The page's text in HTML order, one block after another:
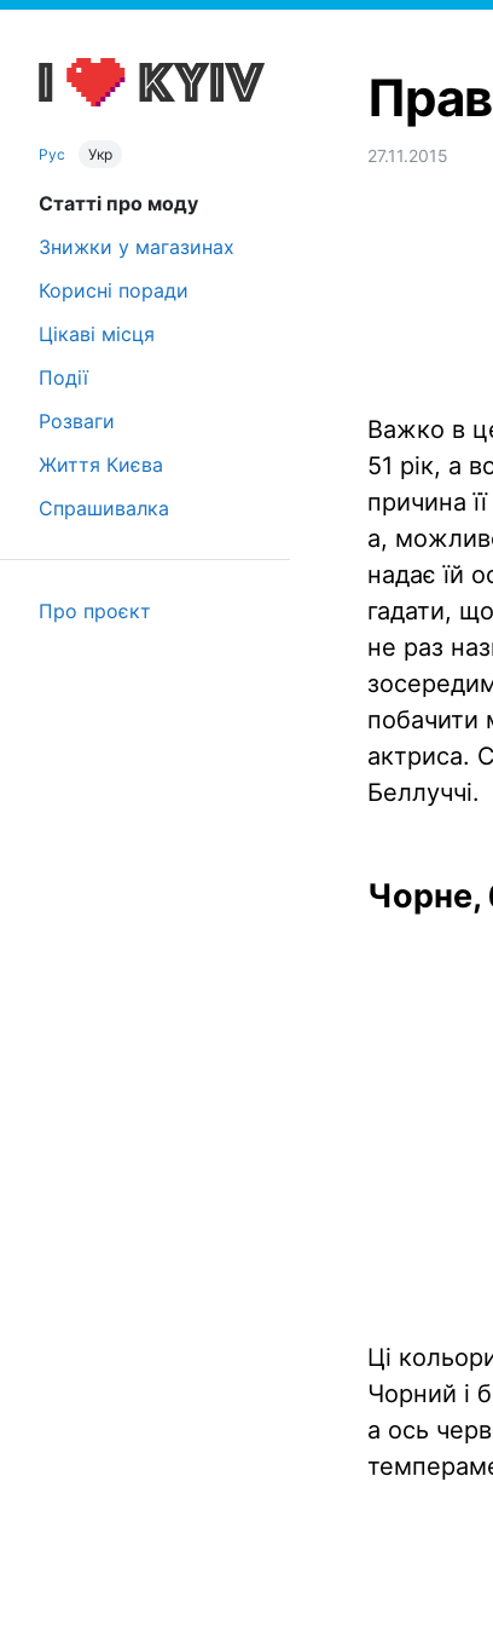
Рус Укр
Статті про моду
Знижки у магазинах
Корисні поради
Цікаві місця
Події
Розваги
Життя Києва
Спрашивалка
Про проєкт
27.11.2015
Важко в
51 рік, а
причина
а,
надає їй
гадати,
не раз
побачити
актриса.
Беллуччі.
Чорне,
Ці
Чорний і
а ось